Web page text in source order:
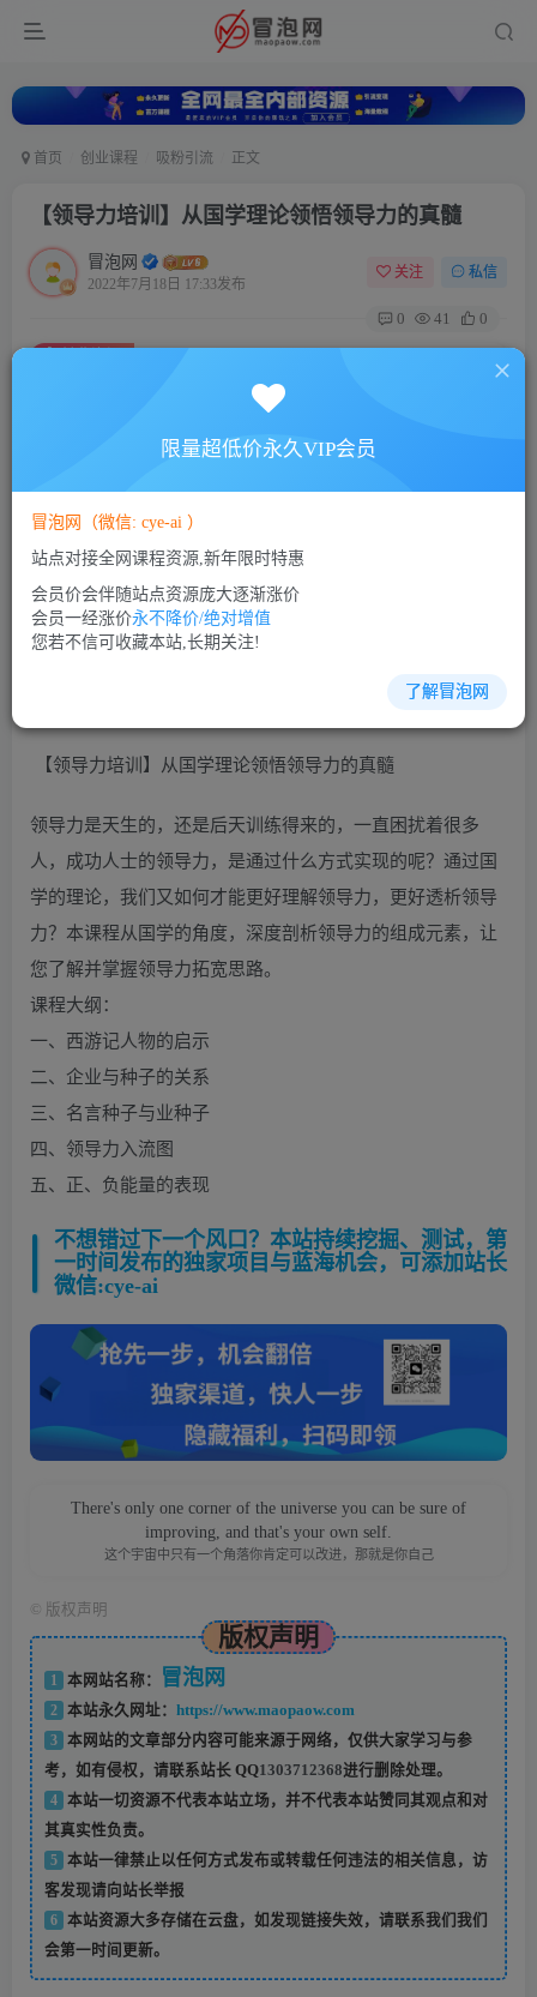
首页 创业课程 吸粉引流 正文
【领导力培训】从国学理论领悟领导力的真髓
冒泡网
2022年7月18日 17:33发布
关注 私信
0 41 0
【领导力培训】从国学理论领悟领导力的真髓
此内容为付费资源，请付费后查看
5
VIP会员 免费
立即购买
您当前未登录！建议登陆后购买，可保存购买订单
【领导力培训】从国学理论领悟领导力的真髓
领导力是天生的，还是后天训练得来的，一直困扰着很多
人，成功人士的领导力，是通过什么方式实现的呢？通过国
学的理论，我们又如何才能更好理解领导力，更好透析领导
力？本课程从国学的角度，深度剖析领导力的组成元素，让
您了解并掌握领导力拓宽思路。
课程大纲：
一、西游记人物的启示
二、企业与种子的关系
三、名言种子与业种子
四、领导力入流图
五、正、负能量的表现
不想错过下一个风口？本站持续挖掘、测试，第
一时间发布的独家项目与蓝海机会，可添加站长
微信:cye-ai
There's only one corner of the universe you can be sure of
improving, and that's your own self.
这个宇宙中只有一个角落你肯定可以改进，那就是你自己
版权声明
版权声明
1 本网站名称： 冒泡网
2 本站永久网址： https://www.maopaow.com
3
本网站的文章部分内容可能来源于网络，仅供大家学习与参
考，如有侵权，请联系站长 QQ1303712368进行删除处理。
4
本站一切资源不代表本站立场，并不代表本站赞同其观点和对
其真实性负责。
5
本站一律禁止以任何方式发布或转载任何违法的相关信息，访
客发现请向站长举报
6
本站资源大多存储在云盘，如发现链接失效，请联系我们我们
会第一时间更新。
限量超低价永久VIP会员
冒泡网（微信: cye-ai ）
站点对接全网课程资源,新年限时特惠
会员价会伴随站点资源庞大逐渐涨价
会员一经涨价永不降价/绝对增值
您若不信可收藏本站,长期关注!
了解冒泡网